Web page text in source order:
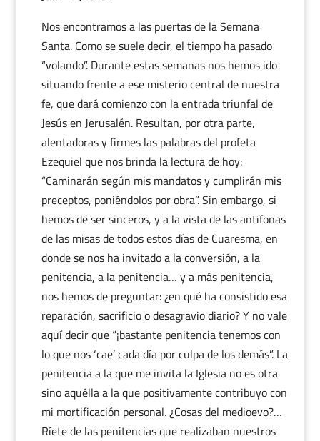
Nos encontramos a las puertas de la Semana
Santa. Como se suele decir, el tiempo ha pasado
“volando”. Durante estas semanas nos hemos ido
situando frente a ese misterio central de nuestra
fe, que dará comienzo con la entrada triunfal de
Jesús en Jerusalén. Resultan, por otra parte,
alentadoras y firmes las palabras del profeta
Ezequiel que nos brinda la lectura de hoy:
“Caminarán según mis mandatos y cumplirán mis
preceptos, poniéndolos por obra”. Sin embargo, si
hemos de ser sinceros, y a la vista de las antífonas
de las misas de todos estos días de Cuaresma, en
donde se nos ha invitado a la conversión, a la
penitencia, a la penitencia… y a más penitencia,
nos hemos de preguntar: ¿en qué ha consistido esa
reparación, sacrificio o desagravio diario? Y no vale
aquí decir que “¡bastante penitencia tenemos con
lo que nos ‘cae’ cada día por culpa de los demás”. La
penitencia a la que me invita la Iglesia no es otra
sino aquélla a la que positivamente contribuyo con
mi mortificación personal. ¿Cosas del medioevo?…
Ríete de las penitencias que realizaban nuestros